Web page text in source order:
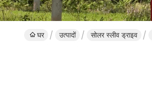
घर उत्पादों सोलर स्लीव ड्राइव